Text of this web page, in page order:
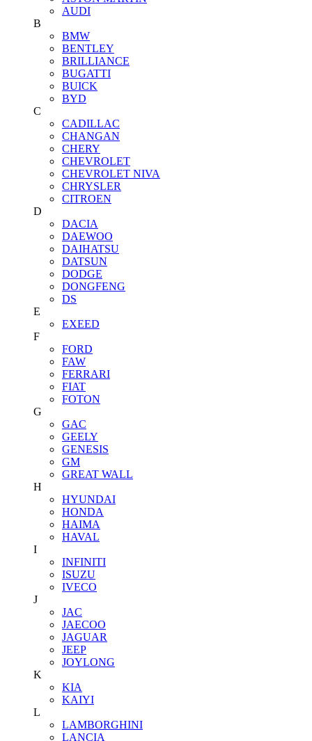
AUDI
B
BMW
BENTLEY
BRILLIANCE
BUGATTI
BUICK
BYD
C
CADILLAC
CHANGAN
CHERY
CHEVROLET
CHEVROLET NIVA
CHRYSLER
CITROEN
D
DACIA
DAEWOO
DAIHATSU
DATSUN
DODGE
DONGFENG
DS
E
EXEED
F
FORD
FAW
FERRARI
FIAT
FOTON
G
GAC
GEELY
GENESIS
GM
GREAT WALL
H
HYUNDAI
HONDA
HAIMA
HAVAL
I
INFINITI
ISUZU
IVECO
J
JAC
JAECOO
JAGUAR
JEEP
JOYLONG
K
KIA
KAIYI
L
LAMBORGHINI
LANCIA